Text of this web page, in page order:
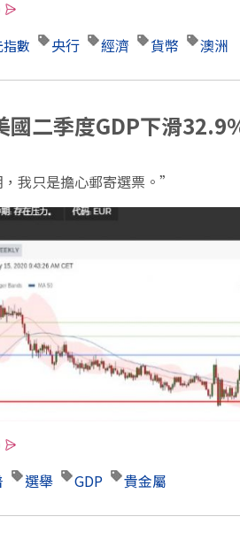
數 央行 經濟 貨幣 澳洲
國二季度GDP下滑
期，我只是擔心郵寄選票。
選舉 GDP 貴金屬